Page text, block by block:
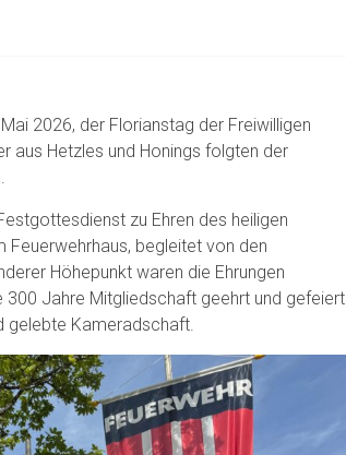
2026, der Florianstag der Freiwilligen
aus Hetzles und Honings folgten der
zu Ehren des heiligen
Feuerwehrhaus, begleitet von den
Höhepunkt waren die Ehrungen
Jahre Mitgliedschaft geehrt und gefeiert
gelebte Kameradschaft.